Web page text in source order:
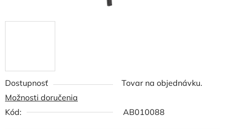
Dostupnosť
Tovar na objednávku.
Možnosti doručenia
Kód:
AB010088